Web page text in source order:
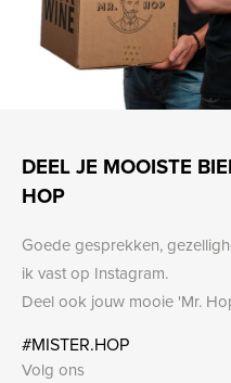
DEEL JE MOOISTE
HOP
Goede gesprekken,
ik vast op Instagram.
Deel ook jouw mooie 'Mr.
#MISTER.HOP
Volg ons